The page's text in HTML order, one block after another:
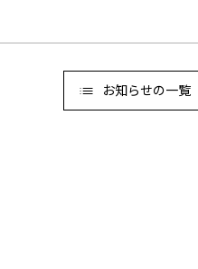
お知らせの一覧